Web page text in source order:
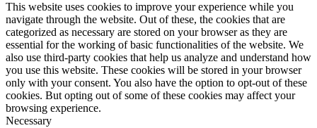
This website uses cookies to improve your experience while you
navigate through the website. Out of these, the cookies that are
categorized as necessary are stored on your browser as they are
essential for the working of basic functionalities of the website. We
also use third-party cookies that help us analyze and understand how
you use this website. These cookies will be stored in your browser
only with your consent. You also have the option to opt-out of these
cookies. But opting out of some of these cookies may affect your
browsing experience.
Necessary